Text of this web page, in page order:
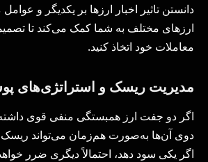
دانستن تاثیر اخبار ارزها بر یکدیگر و
ارزهای مختلف به شما کمک می‌کند تا
معاملات خود اتخاذ کنید.
مدیریت ریسک و استراتژی‌های
اگر دو جفت ارز همبستگی منفی قوی داشته
دوی آن‌ها به‌صورت هم‌زمان می‌تواند ریسک
اگر یکی سود دهد، احتمالاً دیگری ضرر